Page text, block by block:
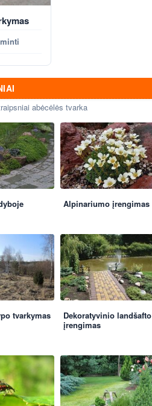
abėcėlės tvarka
Alpinariumo įrengimas
tvarkymas
Dekoratyvinio landšafto
įrengimas